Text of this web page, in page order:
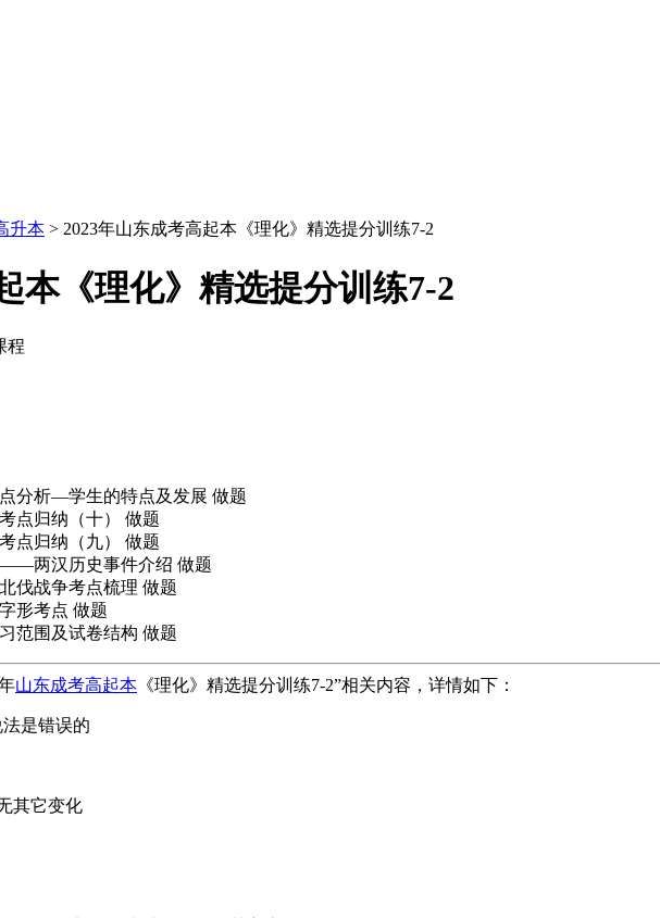
升本 > 2023年山东成考高起本《理化》精选提分训练7-2
本《理化》精选提分训练7-2
程
分析—学生的特点及发展 做题
点归纳（十）
做题
点归纳（九）
做题
——两汉历史事件介绍 做题
伐战争考点梳理 做题
形考点 做题
范围及试卷结构 做题
山东成考高起本 《理化》精选提分训练7-2”相关内容，详情如下：
是错误的
其它变化